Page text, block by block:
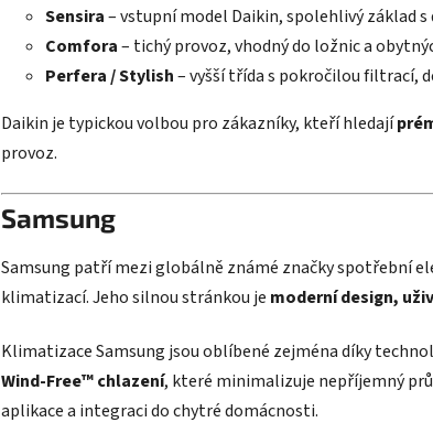
Sensira– vstupní model Daikin, spolehlivý základ
Comfora– tichý provoz, vhodný do ložnic a
Perfera / Stylish– vyšší třída s pokročilou filtrací,
Daikin je typickou volbou pro zákazníky, kteří hledají
provoz.
Samsung
Samsung patří mezi globálně známé značky spotřební
klimatizací. Jeho silnou stránkou je moderní design,
Klimatizace Samsung jsou oblíbené zejména díky
Wind-Free™ chlazení, které minimalizuje nepříjemný
aplikace a integraci do chytré domácnosti.